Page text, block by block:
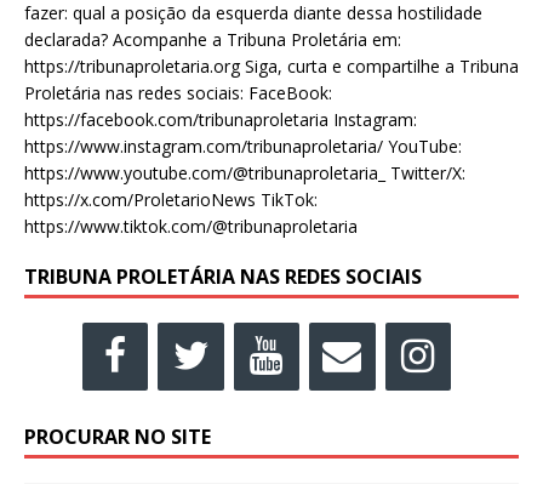
fazer: qual a posição da esquerda diante dessa hostilidade
declarada? Acompanhe a Tribuna Proletária em:
https://tribunaproletaria.org Siga, curta e compartilhe a Tribuna
Proletária nas redes sociais: FaceBook:
https://facebook.com/tribunaproletaria Instagram:
https://www.instagram.com/tribunaproletaria/ YouTube:
https://www.youtube.com/@tribunaproletaria_ Twitter/X:
https://x.com/ProletarioNews TikTok:
https://www.tiktok.com/@tribunaproletaria
TRIBUNA PROLETÁRIA NAS REDES SOCIAIS
PROCURAR NO SITE